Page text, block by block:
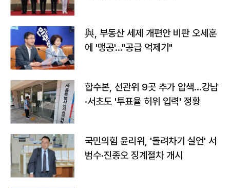
與, 부동산 세제 개편안 비판 오세훈
에 '맹공'…"공급 억제기"
합수본, 선관위 9곳 추가 압색…강남
·서초도 '투표율 허위 입력' 정황
국민의힘 윤리위, '돌려차기 실언' 서
범수·진종오 징계절차 개시